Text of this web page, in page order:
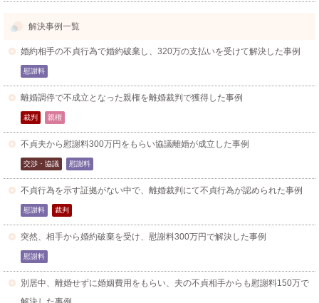
解決事例一覧
婚約相手の不貞行為で婚約破棄し、320万の支払いを受けて解決した事例
慰謝料
離婚調停で不成立となった親権を離婚裁判で獲得した事例
裁判 親権
不貞夫から慰謝料300万円をもらい協議離婚が成立した事例
交渉・協議 慰謝料
不貞行為を示す証拠がない中で、離婚裁判にて不貞行為が認められた事例
慰謝料 裁判
突然、相手から婚約破棄を受け、慰謝料300万円で解決した事例
慰謝料
別居中、離婚せずに婚姻費用をもらい、夫の不貞相手からも慰謝料150万で